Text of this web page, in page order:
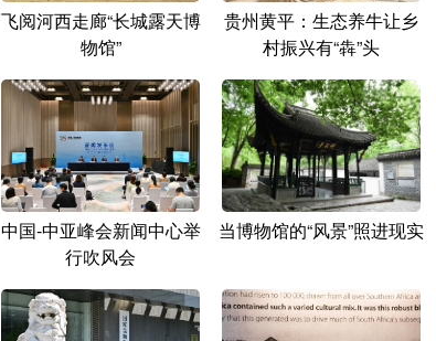
飞阅河西走廊“长城露天博
物馆”
贵州黄平：生态养牛让乡
村振兴有“犇”头
中国-中亚峰会新闻中心举
行吹风会
当博物馆的“风景”照进现实